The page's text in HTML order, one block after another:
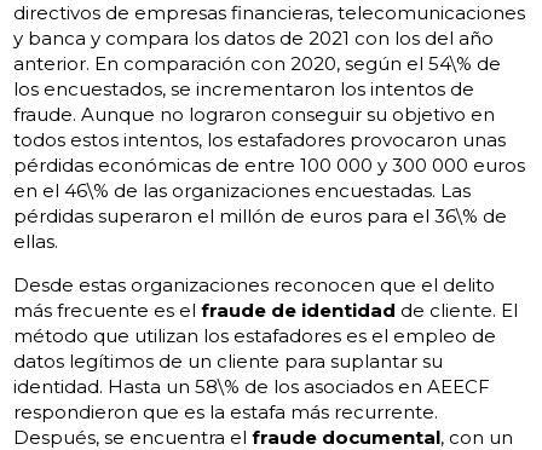
directivos de empresas financieras, telecomunicaciones
y banca y compara los datos de 2021 con los del año
anterior. En comparación con 2020, según el 54\% de
los encuestados, se incrementaron los intentos de
fraude. Aunque no lograron conseguir su objetivo en
todos estos intentos, los estafadores provocaron unas
pérdidas económicas de entre 100 000 y 300 000 euros
en el 46\% de las organizaciones encuestadas. Las
pérdidas superaron el millón de euros para el 36\% de
ellas.
Desde estas organizaciones reconocen que el delito
más frecuente es elfraude de identidad de cliente. El
método que utilizan los estafadores es el empleo de
datos legítimos de un cliente para suplantar su
identidad. Hasta un 58\% de los asociados en AEECF
respondieron que es la estafa más recurrente.
Después, se encuentra elfraude documental, con un